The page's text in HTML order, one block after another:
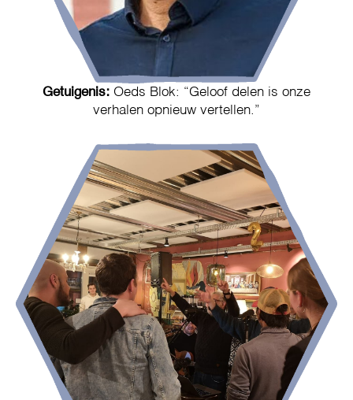
Getuigenis: Oeds Blok: “Geloof delen is onze
verhalen opnieuw vertellen.”